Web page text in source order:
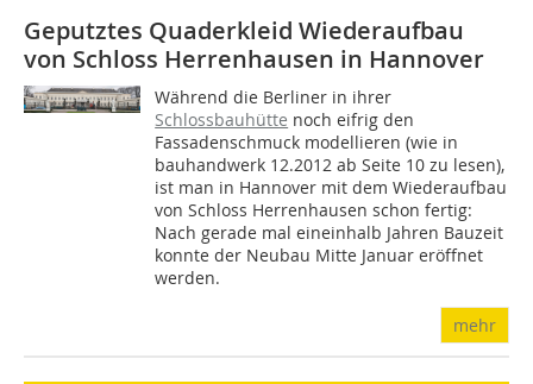
Geputztes Quaderkleid Wiederaufbau
von Schloss Herrenhausen in Hannover
Während die Berliner in ihrer
Schlossbauhütte noch eifrig den
Fassadenschmuck modellieren (wie in
bauhandwerk 12.2012 ab Seite 10 zu lesen),
ist man in Hannover mit dem Wiederaufbau
von Schloss Herrenhausen schon fertig:
Nach gerade mal eineinhalb Jahren Bauzeit
konnte der Neubau Mitte Januar eröffnet
werden.
mehr